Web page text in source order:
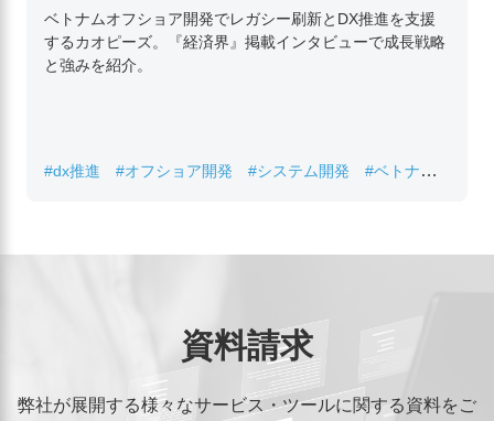
ベトナムオフショア開発でレガシー刷新とDX推進を支援
するカオピーズ。『経済界』掲載インタビューで成長戦略
と強みを紹介。
#dx推進 #オフショア開発 #システム開発
#ベトナムIT
資料請求
弊社が展開する様々なサービス・ツールに関する資料をご